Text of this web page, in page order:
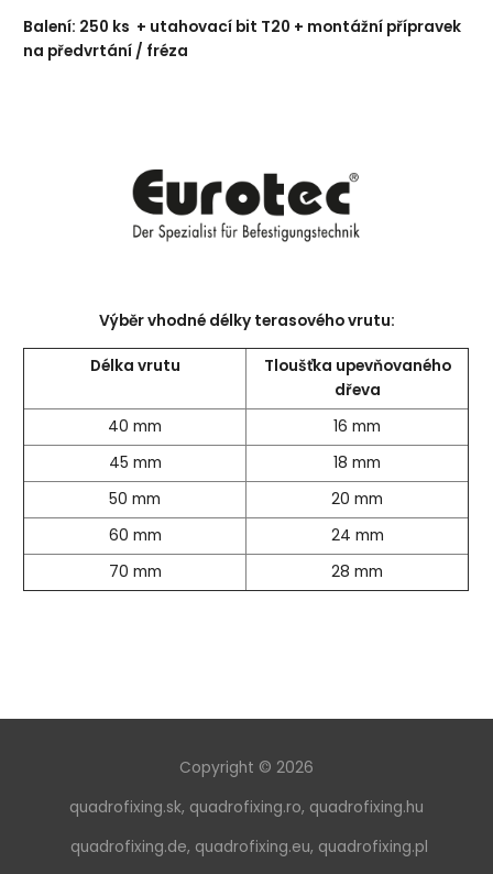
Balení: 250 ks + utahovací bit T20 + montážní přípravek
na předvrtání / fréza
Výběr vhodné délky terasového vrutu:
Délka vrutu
Tloušťka upevňovaného
dřeva
40 mm
16 mm
45 mm
18 mm
50 mm
20 mm
60 mm
24 mm
70 mm
28 mm
Copyright © 2026
quadrofixing.sk, quadrofixing.ro, quadrofixing.hu
quadrofixing.de, quadrofixing.eu, quadrofixing.pl